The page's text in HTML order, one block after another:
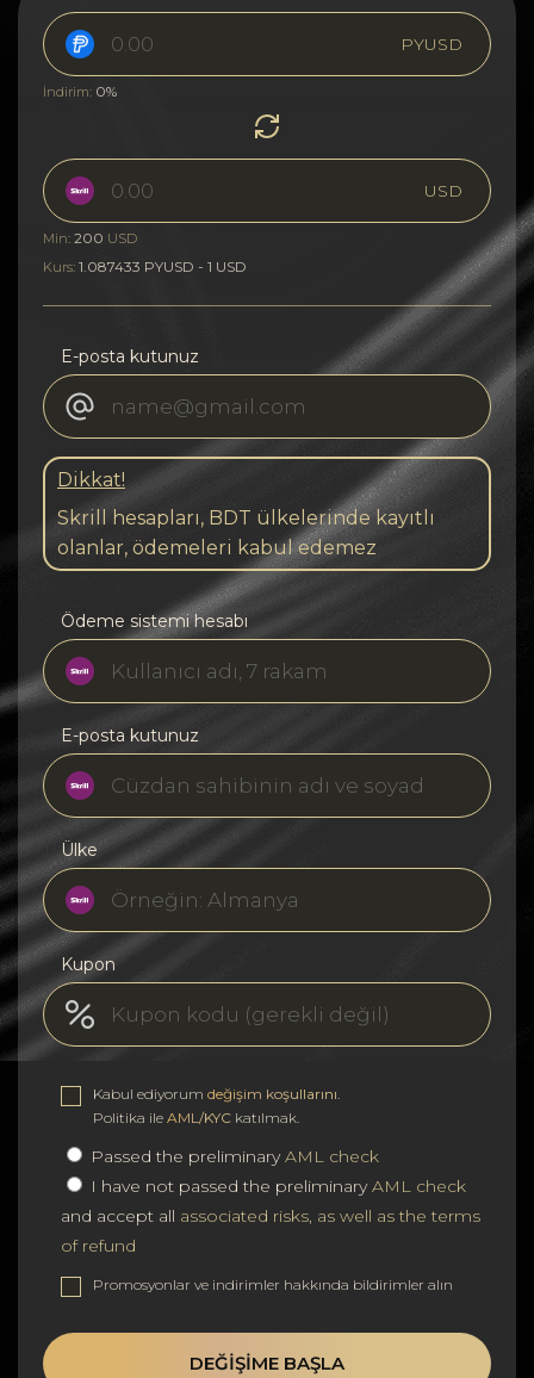
PYUSD
İndirim: 0%
USD
Min: 200 USD
Kurs: 1.087433 PYUSD - 1 USD
E-posta kutunuz
Dikkat!
Skrill hesapları, BDT ülkelerinde kayıtlı
olanlar, ödemeleri kabul edemez
Ödeme sistemi hesabı
E-posta kutunuz
Ülke
Kupon
Kabul ediyorum değişim koşullarını
Politika ile AML/KYC katılmak.
Passed the preliminaryAML check
I have not passed the preliminaryAML check
and accept all associated risks, as well as the terms
of refund
Promosyonlar ve indirimler hakkında bildirimler alın
DEĞIŞIME BAŞLA